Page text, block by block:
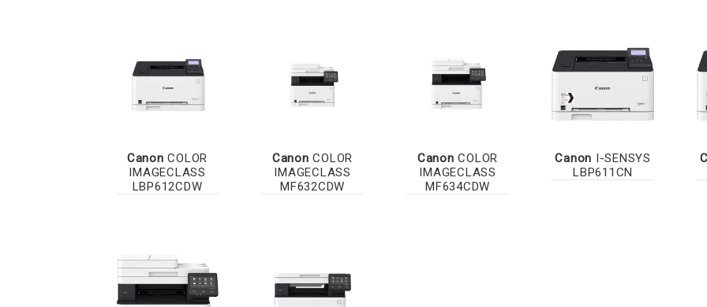
Canon COLOR
IMAGECLASS
LBP612CDW
Canon COLOR
IMAGECLASS
MF632CDW
Canon COLOR
IMAGECLASS
MF634CDW
Canon I-SENSYS
LBP611CN